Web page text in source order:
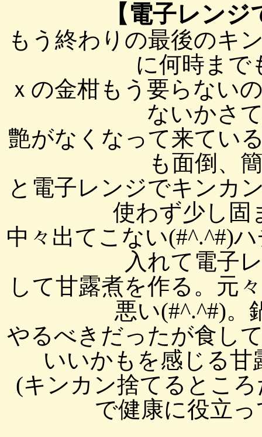
【電子レン
もう終わりの最後のキ
に何時まで
ｘの金柑もう要らない
ないかさ
艶がなくなって来てい
も面倒、
と電子レンジでキンカ
使わず少し固
中々出てこない(#^.^#)
入れて電子
して甘露煮を作る。元
悪い(#^.^#)。
やるべきだったが食し
いいかもを感じる
(キンカン捨てるとこ
で健康に役立